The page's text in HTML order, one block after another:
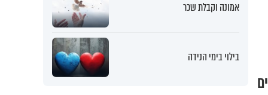
אמונה וקבלת שכר
בילוי בימי הנידה